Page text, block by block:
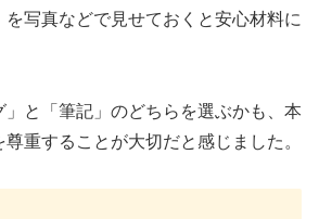
を写真などで見せておくと安心材料に
」と「筆記」のどちらを選ぶかも、本
重することが大切だと感じました。